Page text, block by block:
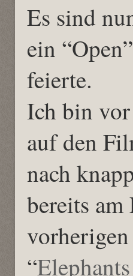
Es sind
ein
feierte.
Ich bin
auf den
nach
bereits
“